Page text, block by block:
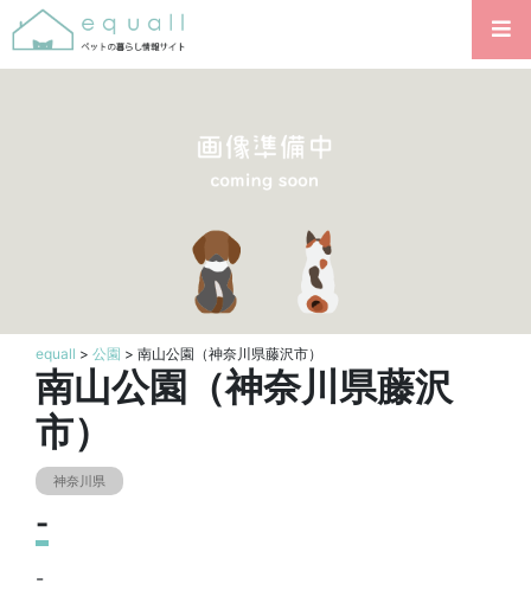
equall > 公園 > 南山公園（神奈川県藤沢市）
南山公園（神奈川県藤沢
市）
神奈川県
-
-